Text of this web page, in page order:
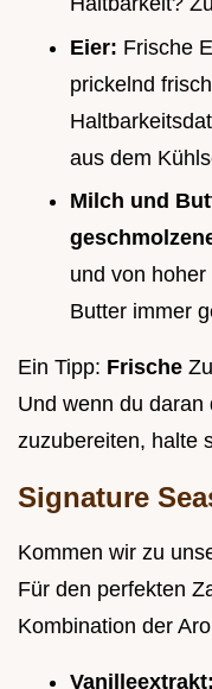
Eier: Frische
prickelnd
aus dem
Milch und
und von
Butter immer
Ein Tipp: Frische
Und wenn du
zuzubereiten, halte
Signature
Kommen wir zu
Für den perfekten
Kombination der
Vanilleextrakt: